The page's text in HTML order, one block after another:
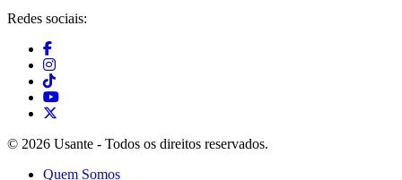
Redes sociais:
© 2026 Usante - Todos os direitos reservados.
Quem Somos